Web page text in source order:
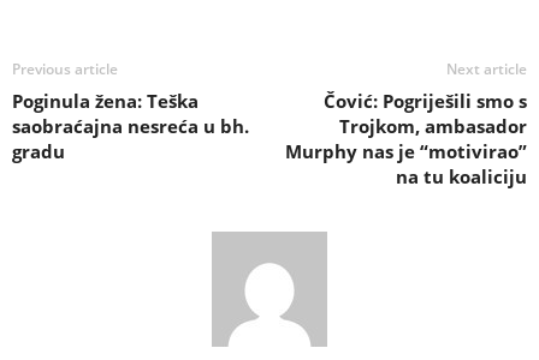
Previous article
Poginula žena: Teška
saobraćajna nesreća u bh.
gradu
Next article
Čović: Pogriješili smo s
Trojkom, ambasador
Murphy nas je “motivirao”
na tu koaliciju